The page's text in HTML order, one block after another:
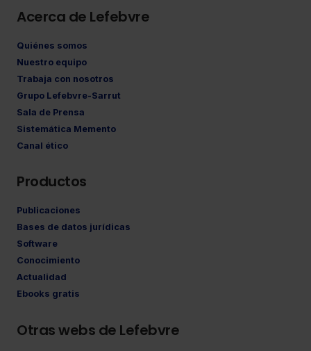
Acerca de Lefebvre
Quiénes somos
Nuestro equipo
Trabaja con nosotros
Grupo Lefebvre-Sarrut
Sala de Prensa
Sistemática Memento
Canal ético
Productos
Publicaciones
Bases de datos jurídicas
Software
Conocimiento
Actualidad
Ebooks gratis
Otras webs de Lefebvre